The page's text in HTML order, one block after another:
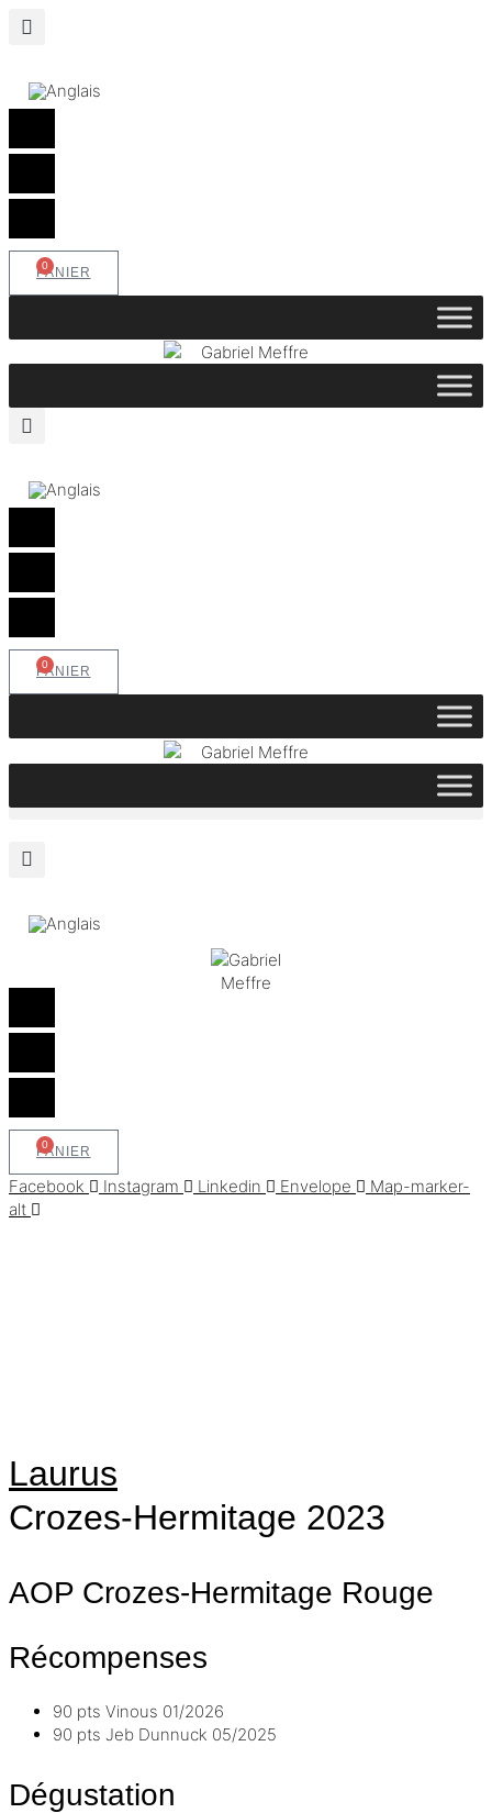
0
PANIER
0
PANIER
0
PANIER
Facebook Instagram Linkedin Envelope
Map-marker-
alt
Laurus
Crozes-Hermitage 2023
AOP Crozes-Hermitage Rouge
Récompenses
90 pts Vinous 01/2026
90 pts Jeb Dunnuck 05/2025
Dégustation